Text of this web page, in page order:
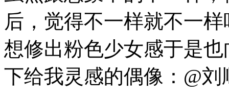
后，觉得不一样就不一
想修出粉色少女感于是
下给我灵感的偶像：@刘